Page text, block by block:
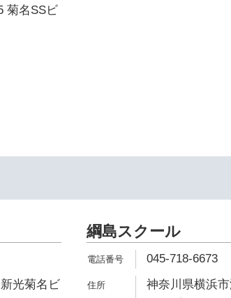
菊名SSビ
光菊名ビ
綱島スクール
045-718-6673
神奈川県横浜